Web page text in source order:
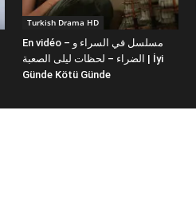
Turkish Drama HD
En vidéo – مسلسل في السراء و
الضراء – لحظات ليلى الصعبة | İyi
Günde Kötü Günde